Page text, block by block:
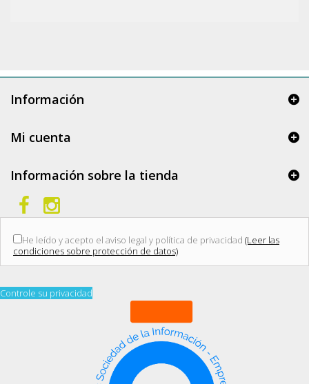
Información
Mi cuenta
Información sobre la tienda
He leído y acepto el aviso legal y política de privacidad (Leer las
condiciones sobre protección de datos)
Controle su privacidad